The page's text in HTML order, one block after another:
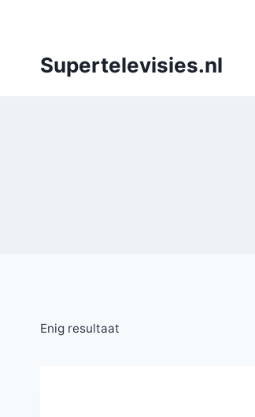
Supertelevisies.nl
Enig resultaat